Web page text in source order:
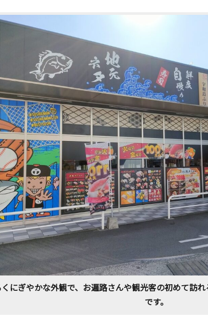
にぎやかな外観で、お遍路さんや観光客の初めて訪
です。